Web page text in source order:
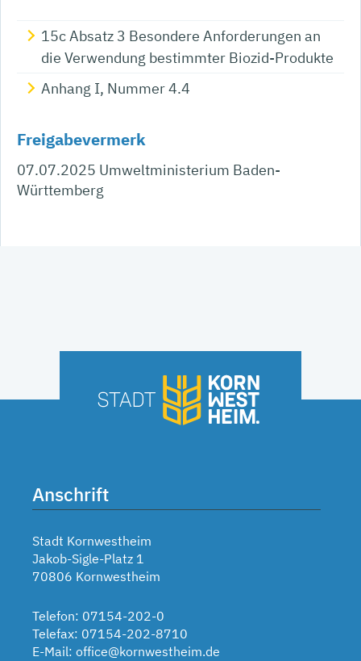
15c Absatz 3 Besondere Anforderungen an
die Verwendung bestimmter Biozid-Produkte
Anhang I, Nummer 4.4
Freigabevermerk
07.07.2025 Umweltministerium Baden-
Württemberg
Anschrift
Stadt Kornwestheim
Jakob-Sigle-Platz 1
70806 Kornwestheim
Telefon: 07154-202-0
Telefax: 07154-202-8710
E-Mail: office@kornwestheim.de